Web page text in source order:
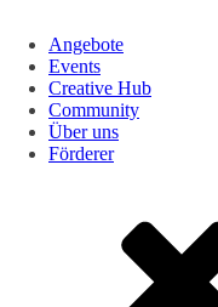
Angebote
Events
Creative Hub
Community
Über uns
Förderer